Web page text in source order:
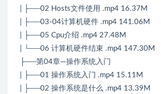
| ├──02 Hosts文件使用 .mp4 16.37M
| ├──03-04计算机硬件 .mp4 141.06M
| ├──05 Cpu介绍 .mp4 27.48M
| └──06 计算机硬件结束 .mp4 147.30M
├──第04章—操作系统入门
| ├──01 操作系统入门 .mp4 15.11M
| ├──02 操作系统是什么 .mp4 13.39M